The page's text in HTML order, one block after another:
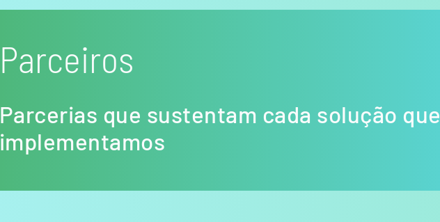
Parceiros
Parcerias que sustentam cada solução que
implementamos